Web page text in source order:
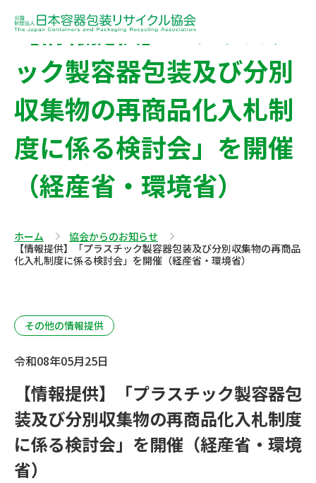
【情報提供】「プラスチ
ック製容器包装及び分別
収集物の再商品化入札制
度に係る検討会」を開催
（経産省・環境省）
ホーム
協会からのお知らせ
【情報提供】「プラスチック製容器包装及び分別収集物の再商品
化入札制度に係る検討会」を開催（経産省・環境省）
その他の情報提供
令和08年05月25日
【情報提供】「プラスチック製容器包
装及び分別収集物の再商品化入札制度
に係る検討会」を開催（経産省・環境
省）